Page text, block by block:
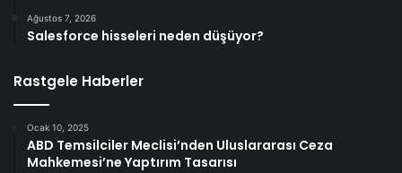
Ağustos 7, 2026
Salesforce hisseleri neden düşüyor?
Rastgele Haberler
Ocak 10, 2025
ABD Temsilciler Meclisi’nden Uluslararası Ceza
Mahkemesi’ne Yaptırım Tasarısı